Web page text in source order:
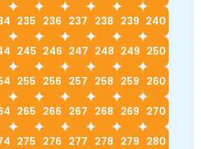
235 236 237 238 239 240
245 246 247 248 249 250
255 256 257 258 259 260
265 266 267 268 269 270
275 276 277 278 279 280